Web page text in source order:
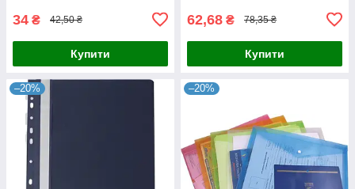
34 ₴ 42,50 ₴
Купити
62,68 ₴ 78,35 ₴
Купити
–20% –20%